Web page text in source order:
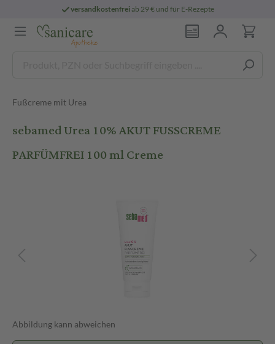
versandkostenfreiab 29 € und für E-Rezepte
Fußcreme mit Urea
sebamed Urea 10% AKUT FUSSCREME
PARFÜMFREI 100 ml Creme
Abbildung kann abweichen